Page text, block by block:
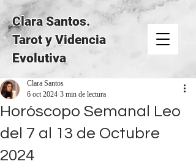
Clara Santos.
Tarot y Videncia
Evolutiva
Horóscopo Semanal Leo
del 7 al 13 de Octubre
2024
Clara Santos
6 oct 20243 min de lectura